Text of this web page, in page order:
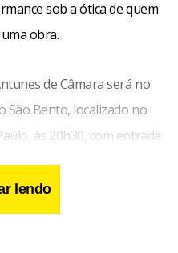
sob a ótica de quem
obra.
de Câmara será no
São Bento, localizado no
às 20h30, com entrada
Carlos Galvão irá reger
para Orquestra de
2004; Lúdica, para
lendo